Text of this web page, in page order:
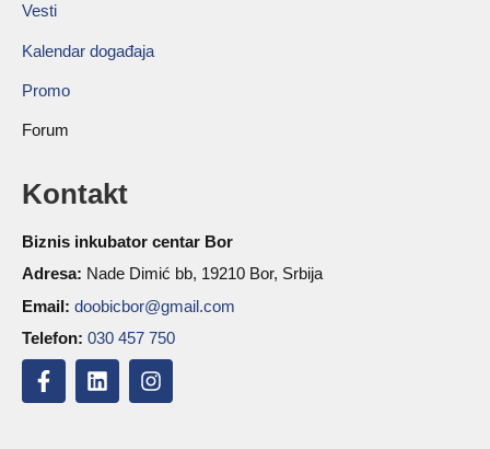
Vesti
Kalendar događaja
Promo
Forum
Kontakt
Biznis inkubator centar Bor
Adresa: Nade Dimić bb, 19210 Bor, Srbija
Email: doobicbor@gmail.com
Telefon: 030 457 750